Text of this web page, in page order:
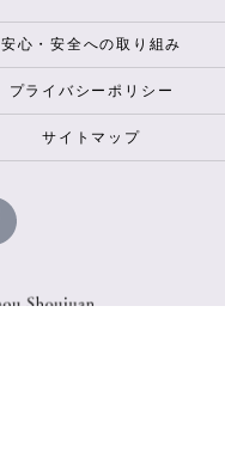
安心・安全への取り組み
プライバシーポリシー
サイトマップ